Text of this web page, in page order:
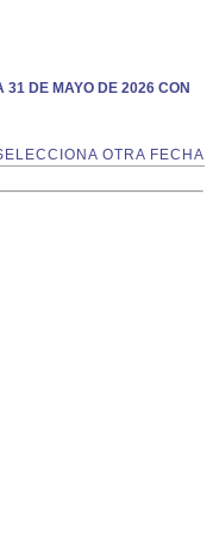
DE MAYO DE 2026 CON
OTRA FECHA